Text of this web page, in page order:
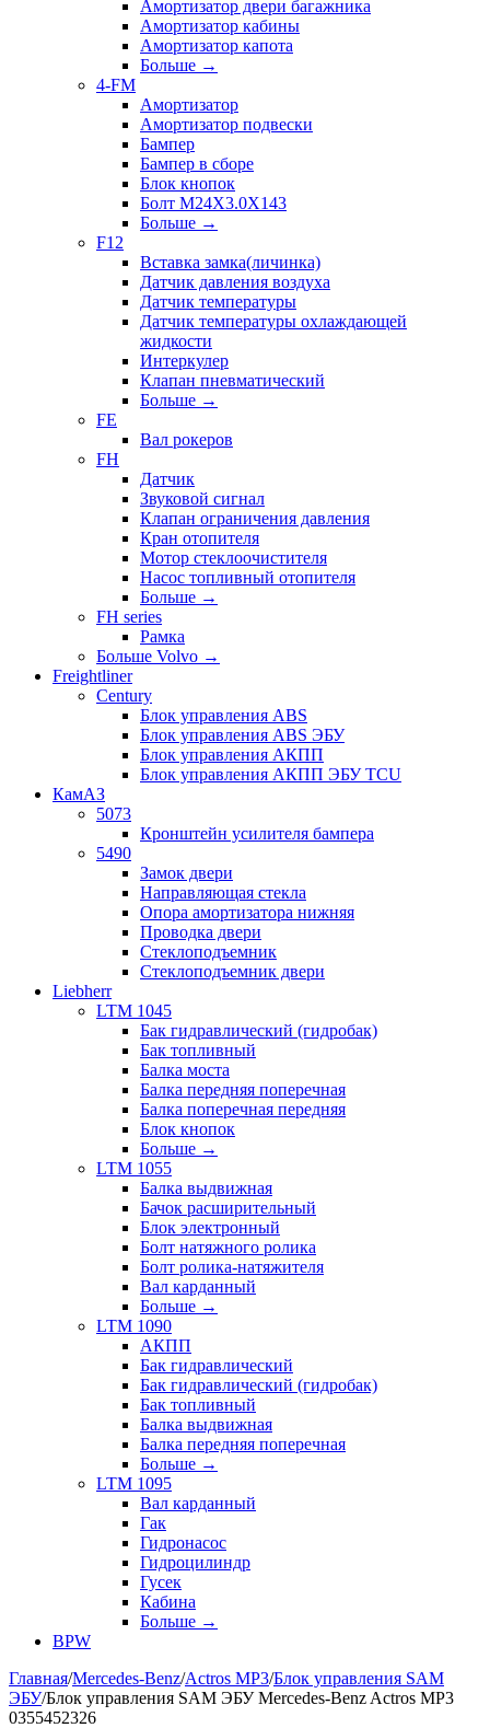
Амортизатор двери багажника
Амортизатор кабины
Амортизатор капота
Больше →
4-FM
Амортизатор
Амортизатор подвески
Бампер
Бампер в сборе
Блок кнопок
Болт M24X3.0X143
Больше →
F12
Вставка замка(личинка)
Датчик давления воздуха
Датчик температуры
Датчик температуры охлаждающей
жидкости
Интеркулер
Клапан пневматический
Больше →
FE
Вал рокеров
FH
Датчик
Звуковой сигнал
Клапан ограничения давления
Кран отопителя
Мотор стеклоочистителя
Насос топливный отопителя
Больше →
FH series
Рамка
Больше Volvo →
Freightliner
Century
Блок управления ABS
Блок управления ABS ЭБУ
Блок управления АКПП
Блок управления АКПП ЭБУ TCU
КамАЗ
5073
Кронштейн усилителя бампера
5490
Замок двери
Направляющая стекла
Опора амортизатора нижняя
Проводка двери
Стеклоподъемник
Стеклоподъемник двери
Liebherr
LTM 1045
Бак гидравлический (гидробак)
Бак топливный
Балка моста
Балка передняя поперечная
Балка поперечная передняя
Блок кнопок
Больше →
LTM 1055
Балка выдвижная
Бачок расширительный
Блок электронный
Болт натяжного ролика
Болт ролика-натяжителя
Вал карданный
Больше →
LTM 1090
АКПП
Бак гидравлический
Бак гидравлический (гидробак)
Бак топливный
Балка выдвижная
Балка передняя поперечная
Больше →
LTM 1095
Вал карданный
Гак
Гидронасос
Гидроцилиндр
Гусек
Кабина
Больше →
BPW
Главная/Mercedes-Benz/Actros MP3/Блок управления SAM
ЭБУ/Блок управления SAM ЭБУ Mercedes-Benz Actros MP3
0355452326